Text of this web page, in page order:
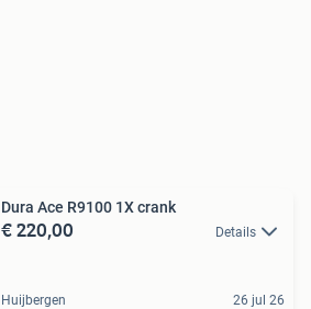
Dura Ace R9100 1X crank
€ 220,00 Details
Huijbergen 26 jul 26